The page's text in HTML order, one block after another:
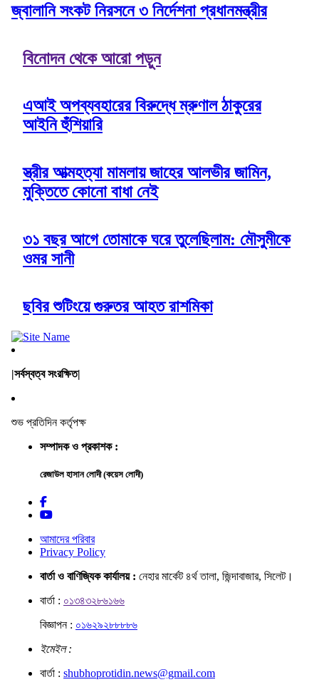
জ্বালানি সংকট নিরসনে ৩ নির্দেশনা প্রধানমন্ত্রীর
বিনোদন থেকে আরো পড়ুন
এআই অপব্যবহারের বিরুদ্ধে ম্রুণাল ঠাকুরের
আইনি হুঁশিয়ারি
স্ত্রীর আত্মহত্যা মামলায় জাহের আলভীর জামিন,
মুক্তিতে কোনো বাধা নেই
৩১ বছর আগে তোমাকে ঘরে তুলেছিলাম: মৌসুমীকে
ওমর সানী
ছবির শুটিংয়ে গুরুতর আহত রাশমিকা
|সর্বস্বত্ব সংরক্ষিত|
শুভ প্রতিদিন কর্তৃপক্ষ
সম্পাদক ও প্রকাশক :
রেজাউল হাসান লোদী (কয়েস লোদী)
আমাদের পরিবার
Privacy Policy
বার্তা ও বাণিজ্যিক কার্যালয় : নেহার মার্কেট ৪র্থ তালা, জিন্দাবাজার, সিলেট।
বার্তা : ০১৩৪৩২৮৬১৬৬
বিজ্ঞাপন : ০১৬২৯২৮৮৮৮৬
ইমেইল :
বার্তা : shubhoprotidin.news@gmail.com